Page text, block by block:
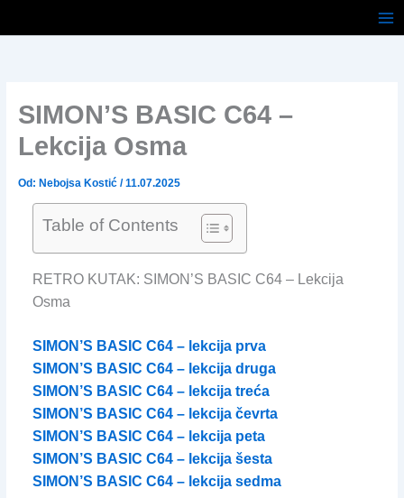
SIMON’S BASIC C64 –
Lekcija Osma
Od: Nebojsa Kostić /11.07.2025
Table of Contents
RETRO KUTAK: SIMON’S BASIC C64 – Lekcija
Osma
SIMON’S BASIC C64 – lekcija prva
SIMON’S BASIC C64 – lekcija druga
SIMON’S BASIC C64 – lekcija treća
SIMON’S BASIC C64 – lekcija čevrta
SIMON’S BASIC C64 – lekcija peta
SIMON’S BASIC C64 – lekcija šesta
SIMON’S BASIC C64 – lekcija sedma